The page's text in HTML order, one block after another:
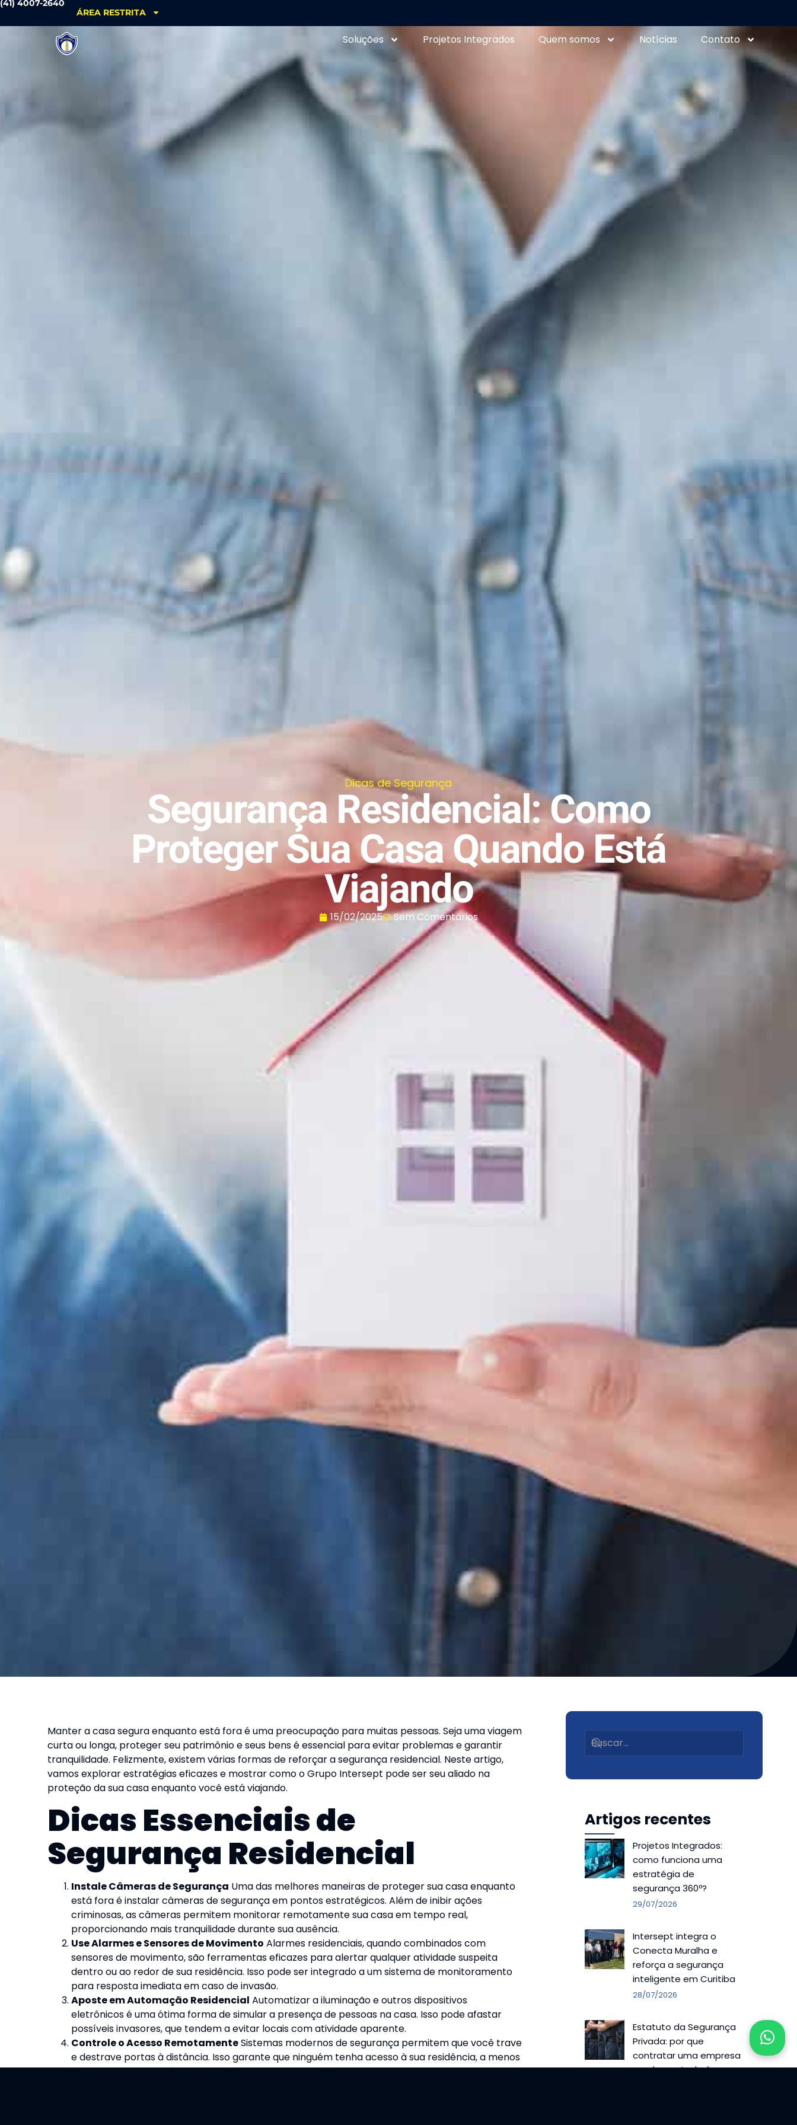
(41) 4007-2640
ÁREA RESTRITA
Soluções Projetos Integrados Quem somos Notícias Contato
Dicas de Segurança
Segurança Residencial: Como
Proteger Sua Casa Quando Está
Viajando
15/02/2025 Sem Comentários
Manter a casa segura enquanto está fora é uma preocupação para muitas pessoas. Seja uma viagem
curta ou longa, proteger seu patrimônio e seus bens é essencial para evitar problemas e garantir
tranquilidade. Felizmente, existem várias formas de reforçar a segurança residencial. Neste artigo,
vamos explorar estratégias eficazes e mostrar como o Grupo Intersept pode ser seu aliado na
proteção da sua casa enquanto você está viajando.
Dicas Essenciais de
Segurança Residencial
Instale Câmeras de Segurança Uma das melhores maneiras de proteger sua casa enquanto
está fora é instalar câmeras de segurança em pontos estratégicos. Além de inibir ações
criminosas, as câmeras permitem monitorar remotamente sua casa em tempo real,
proporcionando mais tranquilidade durante sua ausência.
Use Alarmes e Sensores de Movimento Alarmes residenciais, quando combinados com
sensores de movimento, são ferramentas eficazes para alertar qualquer atividade suspeita
dentro ou ao redor de sua residência. Isso pode ser integrado a um sistema de monitoramento
para resposta imediata em caso de invasão.
Aposte em Automação Residencial Automatizar a iluminação e outros dispositivos
eletrônicos é uma ótima forma de simular a presença de pessoas na casa. Isso pode afastar
possíveis invasores, que tendem a evitar locais com atividade aparente.
Controle o Acesso RemotamenteSistemas modernos de segurança permitem que você trave
e destrave portas à distância. Isso garante que ninguém tenha acesso à sua residência, a menos
que você autorize. Além disso, o Grupo Intersept oferece soluções de controle de acesso que
Artigos recentes
Projetos Integrados:
como funciona uma
estratégia de
segurança 360º?
29/07/2026
Intersept integra o
Conecta Muralha e
reforça a segurança
inteligente em Curitiba
28/07/2026
Estatuto da Segurança
Privada: por que
contratar uma empresa
regulamentada é